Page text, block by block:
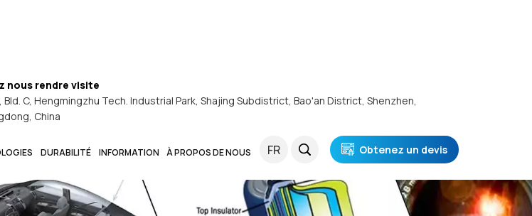
nous rendre visite
Bld. C, Hengmingzhu Tech. Industrial Park, Shajing Subdistrict, Bao'an District, Shenzhen,
China
DURABILITÉ INFORMATION À PROPOS DE NOUS FR Obtenez un devis